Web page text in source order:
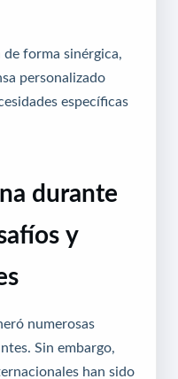
forma sinérgica,
personalizado
específicas
durante
y
numerosas
Sin embargo,
han sido